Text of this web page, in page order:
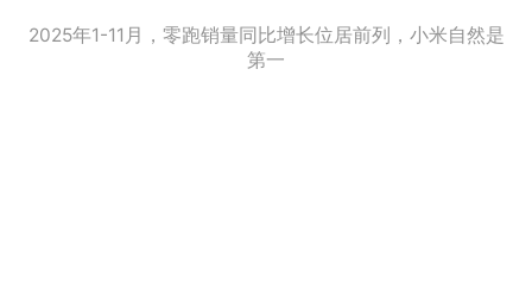
2025年1-11月，零跑销量同比增长位居前列，小米自然是
第一